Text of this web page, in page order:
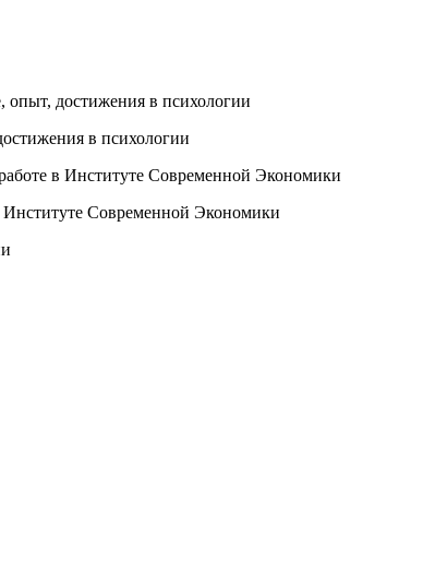
в психологии
Современной Экономики